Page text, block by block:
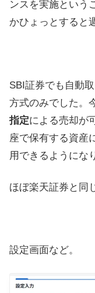
ンスを実施という
かひょっとすると
SBI証券でも自動
方式のみでした。
指定による売却が
座で保有する資産
用できるようにな
ほぼ楽天証券と同
設定画面など。